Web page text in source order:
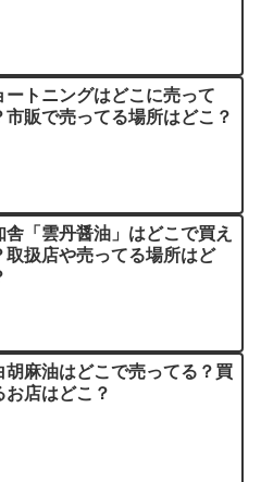
ートニングはどこに売って
市販で売ってる場所はどこ？
舎「雲丹醤油」はどこで買え
取扱店や売ってる場所はど
胡麻油はどこで売ってる？買
お店はどこ？